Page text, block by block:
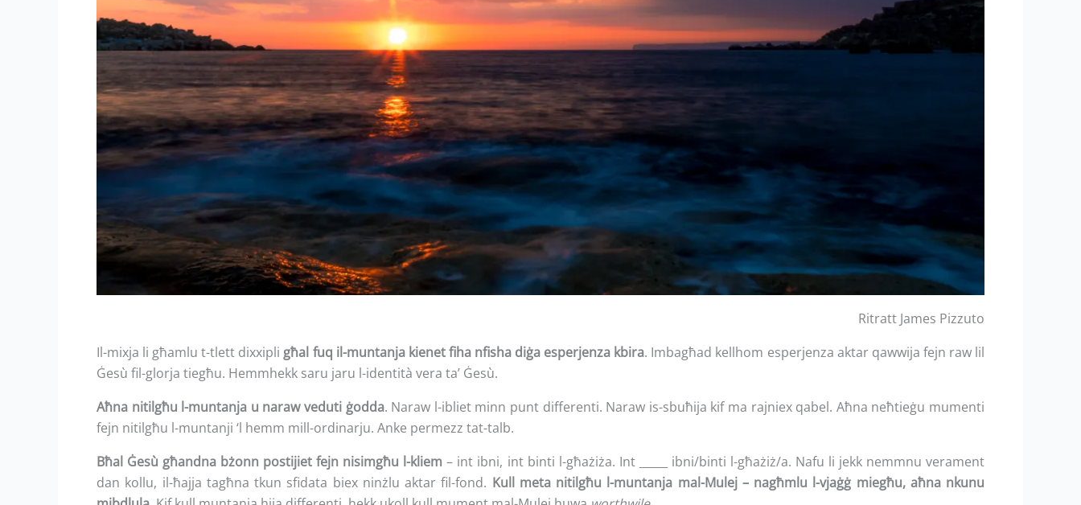
Ritratt James Pizzuto
Il-mixja li għamlu t-tlett dixxipli għal fuq il-muntanja kienet fiha nfisha diġa esperjenza kbira. Imbagħad kellhom esperjenza aktar qawwija fejn raw lil
Ġesù fil-glorja tiegħu. Hemmhekk saru jaru l-identità vera ta’ Ġesù.
Aħna nitilgħu l-muntanja u naraw veduti ġodda. Naraw l-ibliet minn punt differenti. Naraw is-sbuħija kif ma rajniex qabel. Aħna neħtieġu mumenti
fejn nitilgħu l-muntanji ‘l hemm mill-ordinarju. Anke permezz tat-talb.
Bħal Ġesù għandna bżonn postijiet fejn nisimgħu l-kliem– int ibni, int binti l-għażiża. Int _____ ibni/binti l-għażiż/a. Nafu li jekk nemmnu verament
dan kollu, il-ħajja tagħna tkun sfidata biex ninżlu aktar fil-fond. Kull meta nitilgħu l-muntanja mal-Mulej – nagħmlu l-vjaġġ miegħu, aħna nkunu